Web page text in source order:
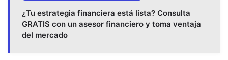
¿Tu estrategia financiera está lista? Consulta
GRATIS con un asesor financiero y toma ventaja
del mercado